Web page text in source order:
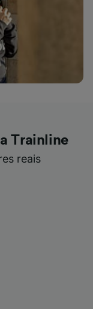
Trainline
reais